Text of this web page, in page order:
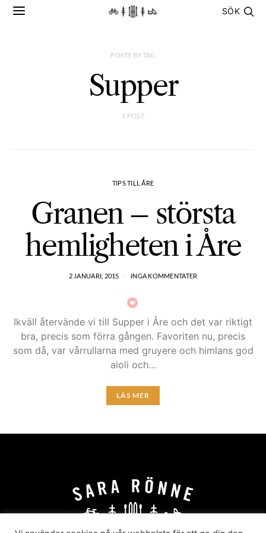
SÖK
POSTS BY TAG
Supper
1 POST
TIPS TILL ÅRE
Granen – största
hemligheten i Åre
2 JANUARI, 2015 INGA KOMMENTATER
Ikväll återvände vi till Supper i Åre och det var riktigt
bra, precis som förra gången. Favoriten nu, precis
som då, var vårrullarna med gruyere och himlans god
aioli och…
LÄS MER